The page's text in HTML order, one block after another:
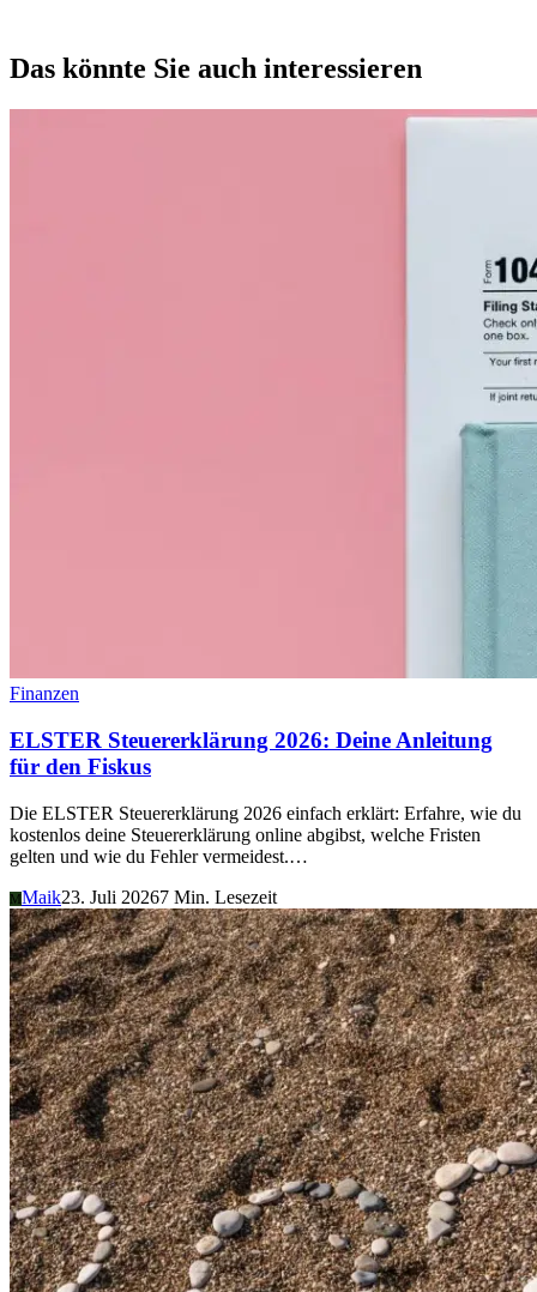
Das könnte Sie auch interessieren
Finanzen
ELSTER Steuererklärung 2026: Deine Anleitung
für den Fiskus
Die ELSTER Steuererklärung 2026 einfach erklärt: Erfahre, wie du
kostenlos deine Steuererklärung online abgibst, welche Fristen
gelten und wie du Fehler vermeidest.…
MMaik23. Juli 20267 Min. Lesezeit